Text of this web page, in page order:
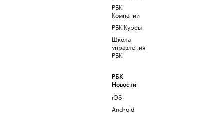
РБК
Компании
РБК Курсы
Школа
управления
РБК
РБК
Новости
iOS
Android